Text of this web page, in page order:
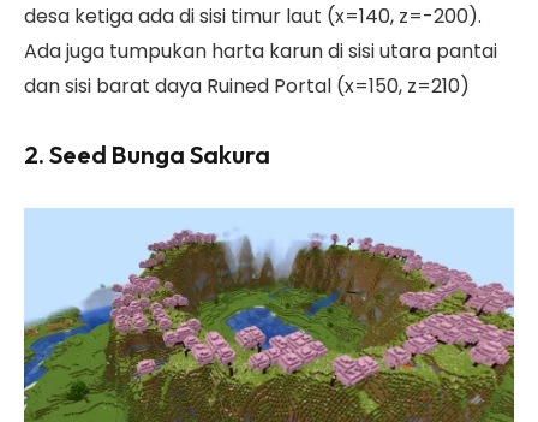
desa ketiga ada di sisi timur laut (x=140, z=-200).
Ada juga tumpukan harta karun di sisi utara pantai
dan sisi barat daya Ruined Portal (x=150, z=210)
2. Seed Bunga Sakura